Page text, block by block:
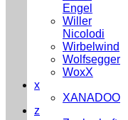
Engel
Willer
Nicolodi
Wirbelwind
Wolfsegger
WoxX
x
XANADOO
z